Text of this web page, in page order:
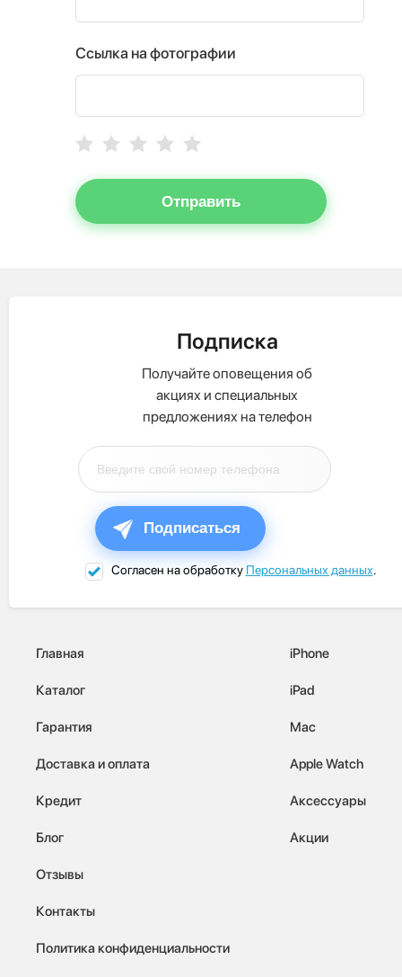
Ссылка на фотографии
Отправить
Подписка
Получайте оповещения об
акциях и специальных
предложениях на телефон
Подписаться
Согласен на обработку Персональных данных.
Главная
Каталог
Гарантия
Доставка и оплата
Кредит
Блог
Отзывы
Контакты
Политика конфиденциальности
iPhone
iPad
Mac
Apple Watch
Аксессуары
Акции